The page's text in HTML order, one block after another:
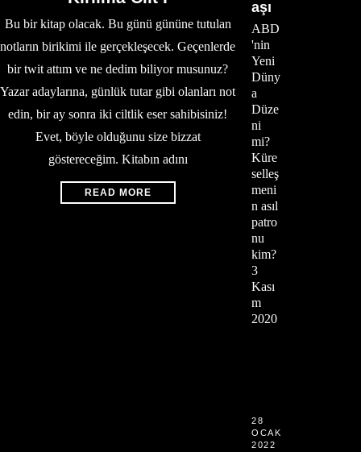
Bu bir kitap olacak. Bu günü gününe tutulan
notların birikimi ile gerçekleşecek. Geçenlerde
bir twit attım ve ne dedim biliyor musunuz?
Yazar adaylarına, günlük tutar gibi olanları not
edin, bir ay sonra iki ciltlik eser sahibisiniz!
Evet, böyle olduğunu size bizzat
göstereceğim. Kitabın adını
READ MORE
aşı
ABD
'nin
Yeni
Düny
a
Düze
ni
mi?
Küre
selleş
meni
n asıl
patro
nu
kim?
3
Kası
m
2020
28
OCAK
2022